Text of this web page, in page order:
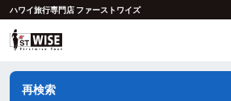
ハワイ旅行専門店 ファーストワイズ
再検索